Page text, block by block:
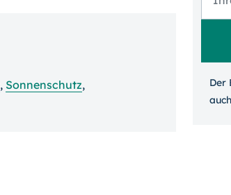
, Sonnenschutz,
Der